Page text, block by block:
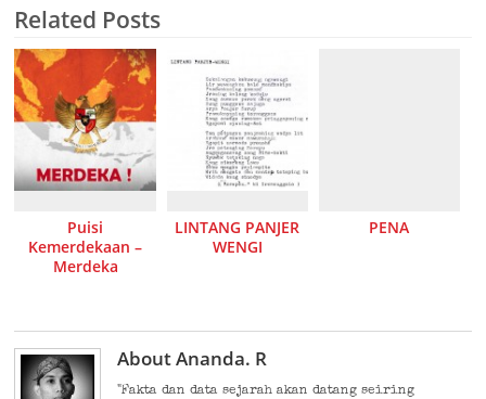
Related Posts
Puisi
Kemerdekaan –
Merdeka
LINTANG PANJER
WENGI
PENA
About Ananda. R
"Fakta dan data sejarah akan datang seiring